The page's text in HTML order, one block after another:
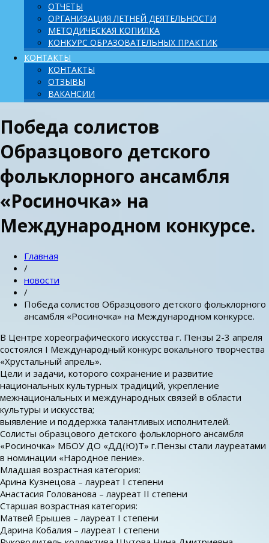
ОТЧЕТЫ
ОРГАНИЗАЦИЯ ЛЕТНЕЙ ДЕЯТЕЛЬНОСТИ
МЕТОДИЧЕСКАЯ КОПИЛКА
КОНКУРС ОБРАЗОВАТЕЛЬНЫХ ПРАКТИК
КОНТАКТЫ
КОНТАКТЫ
ОТЗЫВЫ
ВАКАНСИИ
Победа солистов
Образцового детского
фольклорного ансамбля
«Росиночка» на
Международном конкурсе.
Главная
/
новости
/
Победа солистов Образцового детского фольклорного
ансамбля «Росиночка» на Международном конкурсе.
В Центре хореографического искусства г. Пензы 2-3 апреля
состоялся I Международный конкурс вокального творчества
«Хрустальный апрель».
Цели и задачи, которого сохранение и развитие
национальных культурных традиций, укрепление
межнациональных и международных связей в области
культуры и искусства;
выявление и поддержка талантливых исполнителей.
Солисты образцового детского фольклорного ансамбля
«Росиночка» МБОУ ДО «ДД(Ю)Т» г.Пензы стали лауреатами
в номинации «Народное пение».
Младшая возрастная категория:
Арина Кузнецова – лауреат I степени
Анастасия Голованова – лауреат II степени
Старшая возрастная категория:
Матвей Ерышев – лауреат I степени
Дарина Кобалия – лауреат I степени